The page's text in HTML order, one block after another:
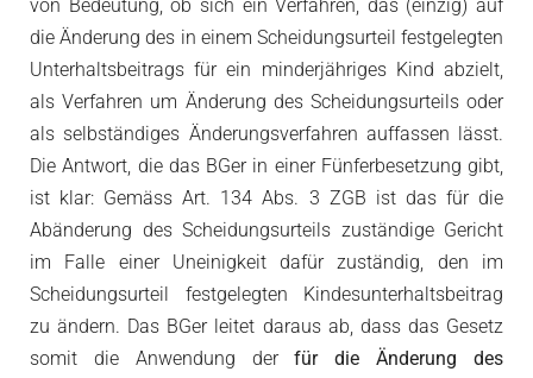
von Bedeutung, ob sich ein Verfahren, das (einzig) auf
die Änderung des in einem Scheidungsurteil festgelegten
Unterhaltsbeitrags für ein minderjähriges Kind abzielt,
als Verfahren um Änderung des Scheidungsurteils oder
als selbständiges Änderungsverfahren auffassen lässt.
Die Antwort, die das BGer in einer Fünferbesetzung gibt,
ist klar: Gemäss Art. 134 Abs. 3 ZGB ist das für die
Abänderung des Scheidungsurteils zuständige Gericht
im Falle einer Uneinigkeit dafür zuständig, den im
Scheidungsurteil festgelegten Kindesunterhaltsbeitrag
zu ändern. Das BGer leitet daraus ab, dass das Gesetz
somit die Anwendung derfür die Änderung des